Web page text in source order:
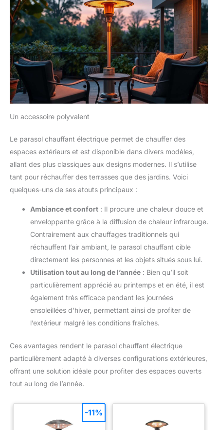
Un accessoire polyvalent
Le parasol chauffant électrique permet de chauffer des
espaces extérieurs et est disponible dans divers modèles,
allant des plus classiques aux designs modernes. Il s’utilise
tant pour réchauffer des terrasses que des jardins. Voici
quelques-uns de ses atouts principaux :
Ambiance et confort : Il procure une chaleur douce et
enveloppante grâce à la diffusion de chaleur infrarouge.
Contrairement aux chauffages traditionnels qui
réchauffent l’air ambiant, le parasol chauffant cible
directement les personnes et les objets situés sous lui.
Utilisation tout au long de l’année : Bien qu’il soit
particulièrement apprécié au printemps et en été, il est
également très efficace pendant les journées
ensoleillées d’hiver, permettant ainsi de profiter de
l’extérieur malgré les conditions fraîches.
Ces avantages rendent le parasol chauffant électrique
particulièrement adapté à diverses configurations extérieures,
offrant une solution idéale pour profiter des espaces ouverts
tout au long de l’année.
-11%